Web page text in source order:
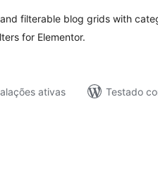
filterable blog grids with
for Elementor.
ativas
Testado